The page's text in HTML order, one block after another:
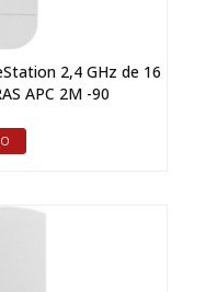
2,4 GHz de 16
APC 2M -90